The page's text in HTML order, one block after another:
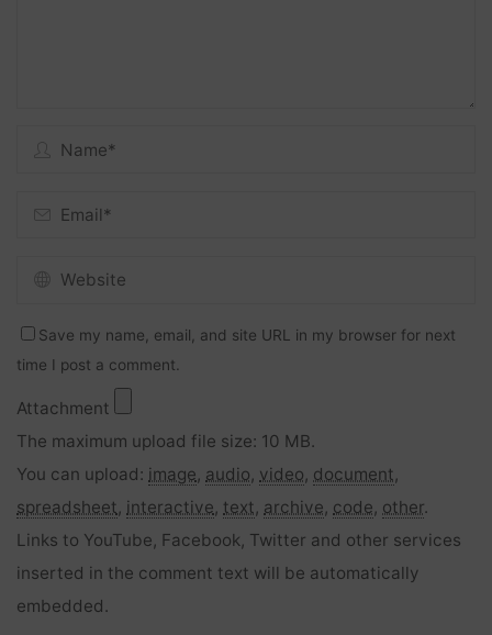
Save my name, email, and site URL in my browser for next
time I post a comment.
Attachment
The maximum upload file size: 10 MB.
You can upload: image, audio, video, document,
spreadsheet, interactive, text, archive, code, other.
Links to YouTube, Facebook, Twitter and other services
inserted in the comment text will be automatically
embedded.